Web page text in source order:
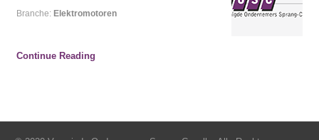
Branche: Elektromotoren
Continue Reading